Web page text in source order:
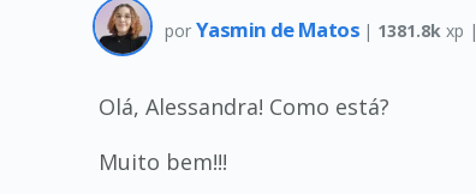
por Yasmin de Matos | 1381.8k xp |
Olá, Alessandra! Como está?
Muito bem!!!